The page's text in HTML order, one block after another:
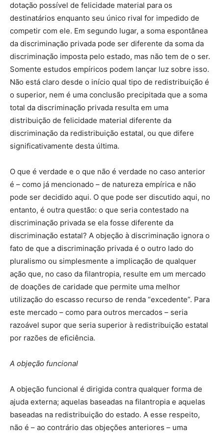
dotação possível de felicidade material para os
destinatários enquanto seu único rival for impedido de
competir com ele. Em segundo lugar, a soma espontânea
da discriminação privada pode ser diferente da soma da
discriminação imposta pelo estado, mas não tem de o ser.
Somente estudos empíricos podem lançar luz sobre isso.
Não está claro desde o início qual tipo de redistribuição é
o superior, nem é uma conclusão precipitada que a soma
total da discriminação privada resulta em uma
distribuição de felicidade material diferente da
discriminação da redistribuição estatal, ou que difere
significativamente desta última.
O que é verdade e o que não é verdade no caso anterior
é – como já mencionado – de natureza empírica e não
pode ser decidido aqui. O que pode ser discutido aqui, no
entanto, é outra questão: o que seria contestado na
discriminação privada se ela fosse diferente da
discriminação estatal? A objeção à discriminação ignora o
fato de que a discriminação privada é o outro lado do
pluralismo ou simplesmente a implicação de qualquer
ação que, no caso da filantropia, resulte em um mercado
de doações de caridade que permite uma melhor
utilização do escasso recurso de renda “excedente”. Para
este mercado – como para outros mercados – seria
razoável supor que seria superior à redistribuição estatal
por razões de eficiência.
A objeção funcional
A objeção funcional é dirigida contra qualquer forma de
ajuda externa; aquelas baseadas na filantropia e aquelas
baseadas na redistribuição do estado. A esse respeito,
não é – ao contrário das objeções anteriores – uma